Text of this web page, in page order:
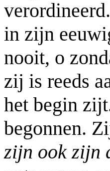
in zijn
nooit, o
zij is reeds
het begin
begonnen.
zijn ook zijn